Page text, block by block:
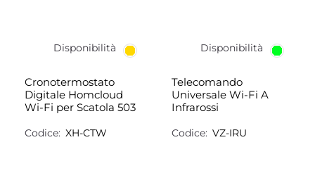
Disponibilità
Cronotermostato
Digitale Homcloud
Wi-Fi per Scatola 503
Codice: XH-CTW
Disponibilità
Telecomando
Universale Wi-Fi A
Infrarossi
Codice: VZ-IRU